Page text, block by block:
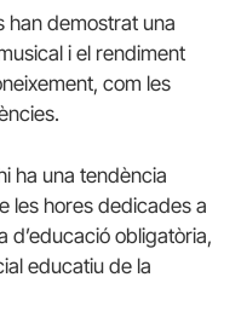
han demostrat una
i el rendiment
com les
ha una tendència
les hores dedicades a
d’educació obligatòria,
educatiu de la